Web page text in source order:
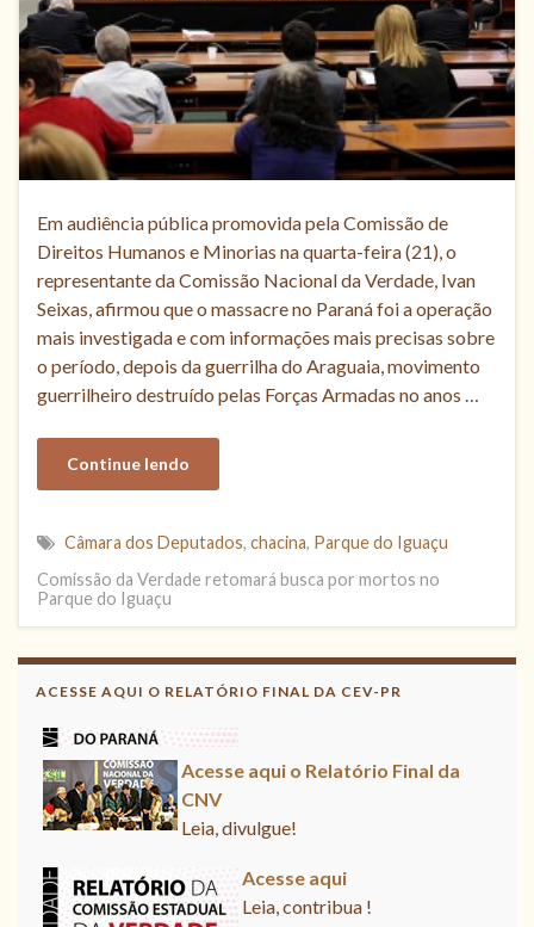
Em audiência pública promovida pela Comissão de
Direitos Humanos e Minorias na quarta-feira (21), o
representante da Comissão Nacional da Verdade, Ivan
Seixas, afirmou que o massacre no Paraná foi a operação
mais investigada e com informações mais precisas sobre
o período, depois da guerrilha do Araguaia, movimento
guerrilheiro destruído pelas Forças Armadas no anos …
Continue lendo
Câmara dos Deputados, chacina, Parque do Iguaçu
Comissão da Verdade retomará busca por mortos no
Parque do Iguaçu
ACESSE AQUI O RELATÓRIO FINAL DA CEV-PR
Acesse aqui o Relatório Final da
CNV
Leia, divulgue!
Leia, contribua !